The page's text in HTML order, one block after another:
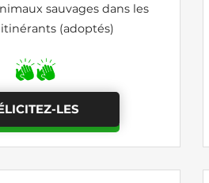
sauvages dans les
(adoptés)
LES